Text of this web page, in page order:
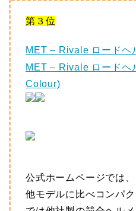
第３位
MET – Rivale ロードヘ
MET – Rivale ロードヘ
Colour)
公式ホームページでは、
他モデルに比べコンパ